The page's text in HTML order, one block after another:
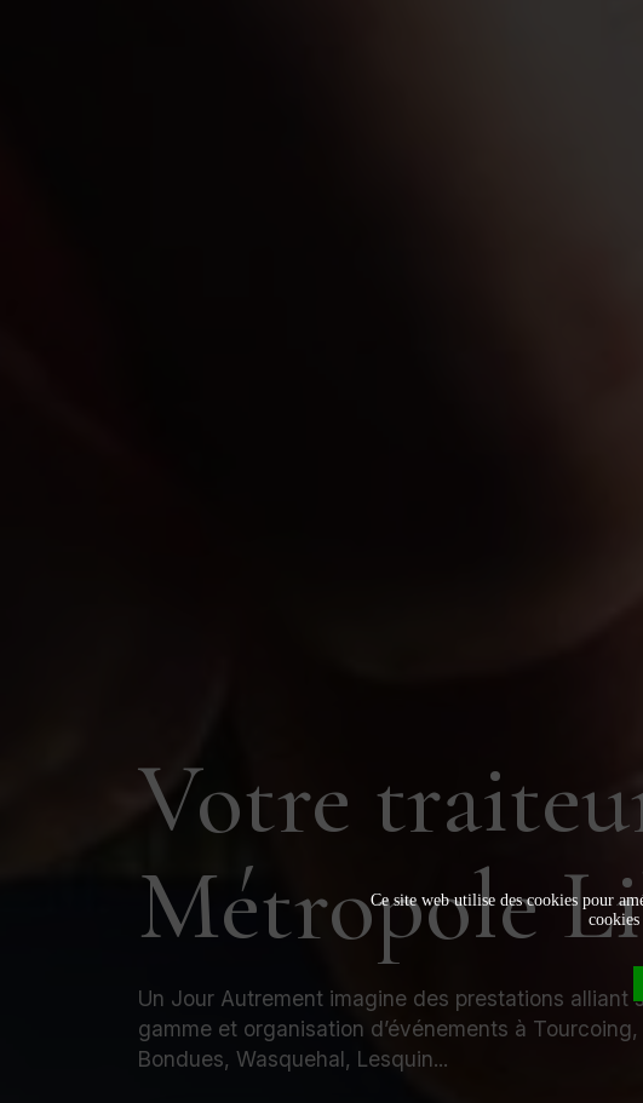
Votre
Métropole
Un Jour Autrement imagine des prestations alliant
gamme et organisation d’événements à
Bondues, Wasquehal, Lesquin...
Ce site web utilise des cookies pour